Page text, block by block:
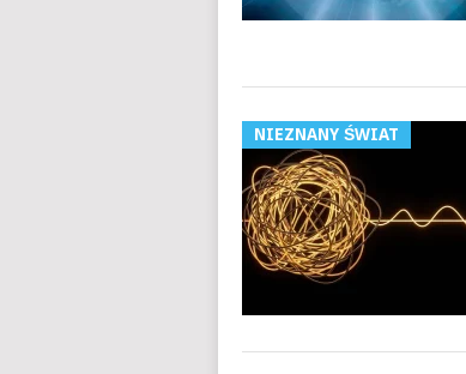
NIEZNANY ŚWIAT